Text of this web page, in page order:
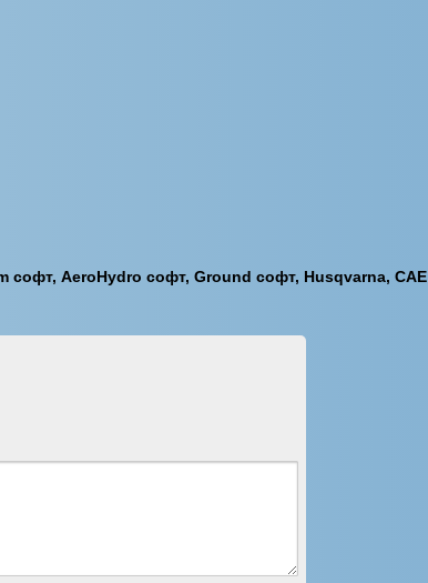
софт, AeroHydro софт, Ground софт, Husqvarna, CAE